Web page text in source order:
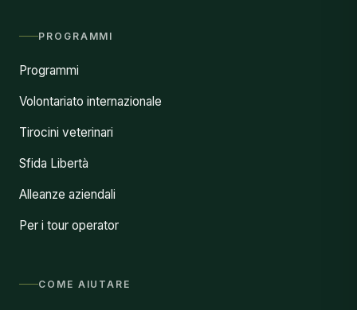
PROGRAMMI
Programmi
Volontariato internazionale
Tirocini veterinari
Sfida Libertà
Alleanze aziendali
Per i tour operator
COME AIUTARE